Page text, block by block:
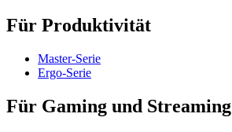
Für Produktivität
Master-Serie
Ergo-Serie
Für Gaming und Streaming